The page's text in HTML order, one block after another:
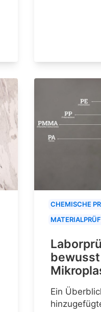
CHEMISCHE
Ein